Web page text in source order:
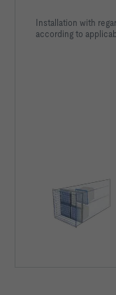
Installation with
according to